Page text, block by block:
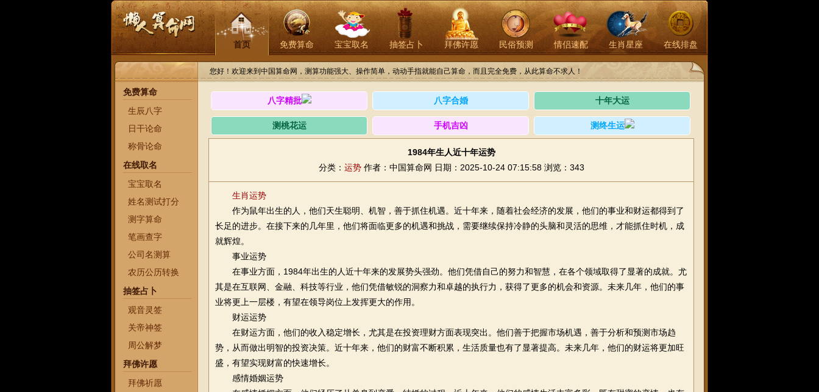
首页 免费算命 宝宝取名 抽签占卜 拜佛许愿 民俗预测 情侣速配 生肖星座 在线排盘
您好！欢迎来到中国算命网，测算功能强大、操作简单，动动手指就能自己算命，而且完全免费，从此算命不求人！
免费算命
生辰八字
日干论命
称骨论命
在线取名
宝宝取名
姓名测试打分
测字算命
笔画查字
公司名测算
农历公历转换
抽签占卜
观音灵签
关帝神签
周公解梦
拜佛许愿
拜佛祈愿
八字精批 八字合婚 十年大运
测桃花运 手机吉凶 测终生运
1984年生人近十年运势
分类： 运势 作者：中国算命网 日期：2025-10-24 07:15:58 浏览：343
生肖运势
作为鼠年出生的人，他们天生聪明、机智，善于抓住机遇。近十年来，随着社会经济的发展，他们的事业和财运都得到了
长足的进步。在接下来的几年里，他们将面临更多的机遇和挑战，需要继续保持冷静的头脑和灵活的思维，才能抓住时机，成
就辉煌。
事业运势
在事业方面，1984年出生的人近十年来的发展势头强劲。他们凭借自己的努力和智慧，在各个领域取得了显著的成就。尤
其是在互联网、金融、科技等行业，他们凭借敏锐的洞察力和卓越的执行力，获得了更多的机会和资源。未来几年，他们的事
业将更上一层楼，有望在领导岗位上发挥更大的作用。
财运运势
在财运方面，他们的收入稳定增长，尤其是在投资理财方面表现突出。他们善于把握市场机遇，善于分析和预测市场趋
势，从而做出明智的投资决策。近十年来，他们的财富不断积累，生活质量也有了显著提高。未来几年，他们的财运将更加旺
盛，有望实现财富的快速增长。
感情婚姻运势